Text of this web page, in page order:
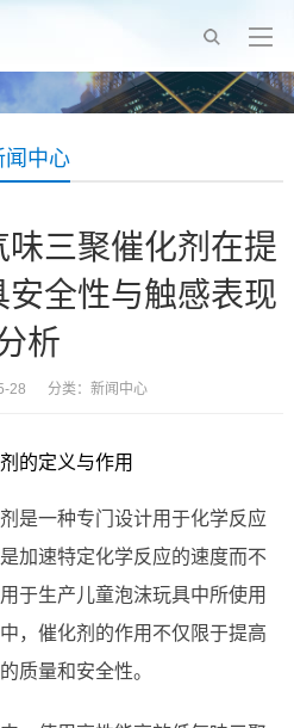
闻中心
三聚催化剂在提
全性与触感表现
析
28 分类： 新闻中心
的定义与作用
是一种专门设计用于化学反应
加速特定化学反应的速度而不
于生产儿童泡沫玩具中所使用
，催化剂的作用不仅限于提高
质量和安全性。